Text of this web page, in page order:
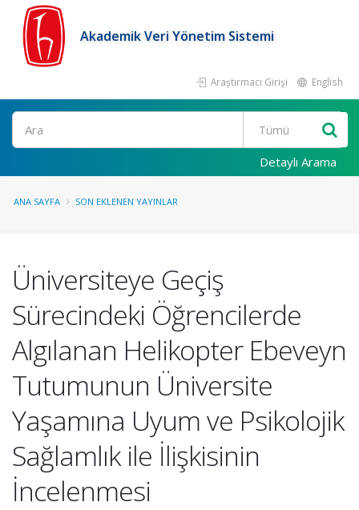
Akademik Veri Yönetim Sistemi
Araştırmacı Girişi English
Ara
Detaylı Arama
ANA SAYFA SON EKLENEN YAYINLAR
Üniversiteye Geçiş
Sürecindeki Öğrencilerde
Algılanan Helikopter Ebeveyn
Tutumunun Üniversite
Yaşamına Uyum ve Psikolojik
Sağlamlık ile İlişkisinin
İncelenmesi